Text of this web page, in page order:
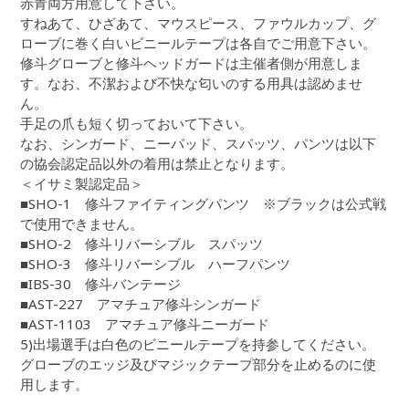
すねあて、ひざあて、マウスピース、ファウルカップ、グ
ローブに巻く白いビニールテープは各自でご用意下さい。
修斗グローブと修斗ヘッドガードは主催者側が用意しま
す。なお、不潔および不快な匂いのする用具は認めませ
ん。
手足の爪も短く切っておいて下さい。
なお、シンガード、ニーパッド、スパッツ、パンツは以下
の協会認定品以外の着用は禁止となります。
＜イサミ製認定品＞
■SHO-1 修斗ファイティングパンツ ※ブラックは公式戦
で使用できません。
■SHO-2 修斗リバーシブル スパッツ
■SHO-3 修斗リバーシブル ハーフパンツ
■IBS-30 修斗バンテージ
■AST-227 アマチュア修斗シンガード
■AST-1103 アマチュア修斗ニーガード
5)出場選手は白色のビニールテープを持参してください。
グローブのエッジ及びマジックテープ部分を止めるのに使
用します。